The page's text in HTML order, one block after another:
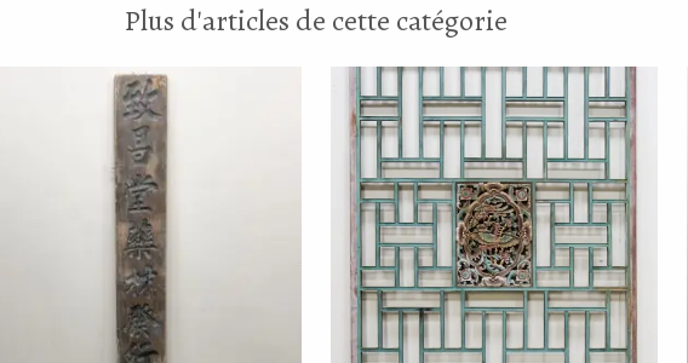
Plus d'articles de cette catégorie